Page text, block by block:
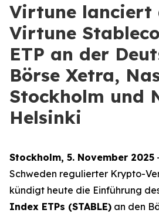
Virtune lanciert
Virtune
ETP an der
Börse Xetra,
Stockholm und
Helsinki
Stockholm, 5. November 2025
Schweden regulierter Krypto-
kündigt heute die Einführung
Index ETPs (STABLE) an den